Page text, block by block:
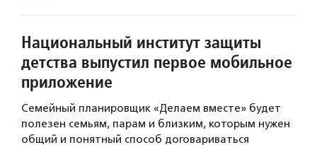
Национальный институт защиты
детства выпустил первое мобильное
приложение
Семейный планировщик «Делаем вместе» будет
полезен семьям, парам и близким, которым нужен
общий и понятный способ договариваться